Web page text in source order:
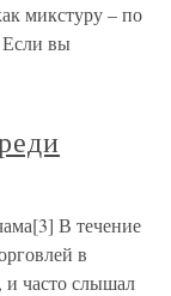
микстуру – по
вы
В течение
в
и часто слышал